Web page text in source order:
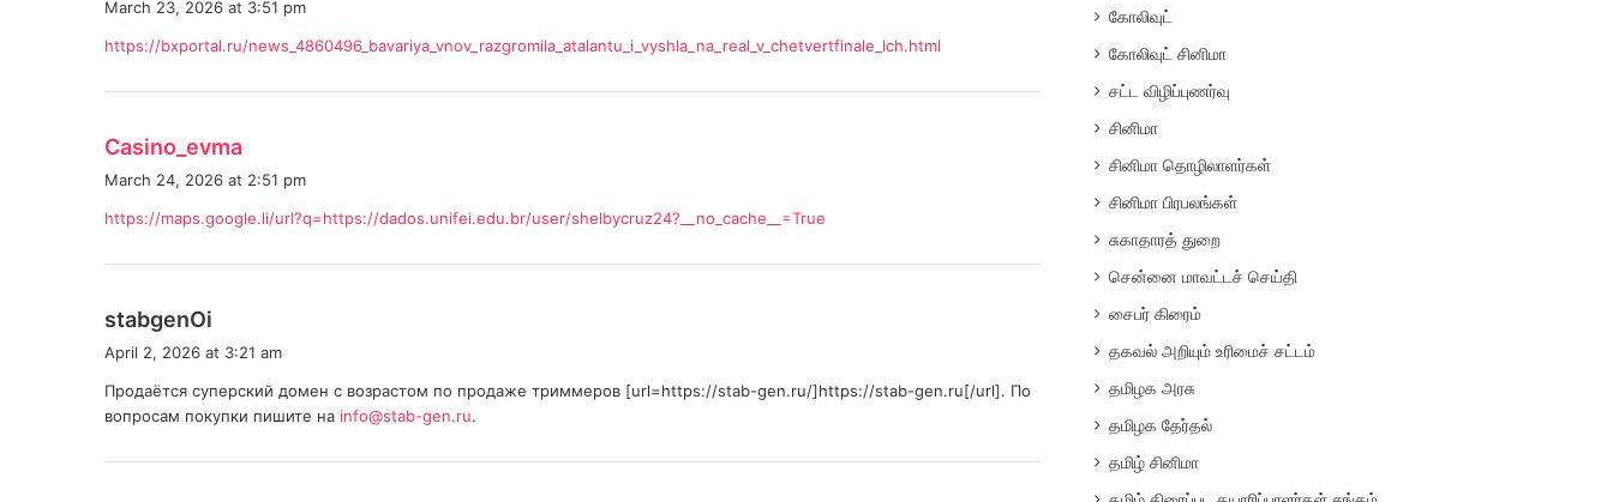
s
March 23, 2026 at 3:51 pm
https://bxportal.ru/news_4860496_bavariya_vnov_razgromila_atalantu_i_vyshla_na_real_v_chetvertfinale_lch.html
Casino_evma
a
s
March 24, 2026 at 2:51 pm
https://maps.google.li/url?q=https://dados.unifei.edu.br/user/shelbycruz24?__no_cache__=True
stabgenOi
s
:
April 2, 2026 at 3:21 am
Продаётся суперский домен с возрастом по продаже триммеров [url=https://stab-gen.ru/]https://stab-gen.ru[/url]. По
вопросам покупки пишите на info@stab-gen.ru.
கோலிவுட்
கோலிவுட் சினிமா
சட்ட விழிப்புணர்வு
சினிமா
சினிமா தொழிலாளர்கள்
சினிமா பிரபலங்கள்
சுகாதாரத் துறை
சென்னை மாவட்டச் செய்தி
சைபர் கிரைம்
தகவல் அறியும் உரிமைச் சட்டம்
தமிழக அரசு
தமிழக தேர்தல்
தமிழ் சினிமா